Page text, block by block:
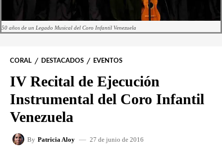
50 años de un Legado Musical del Coro Infantil Venezuela
CORAL DESTACADOS EVENTOS
IV Recital de Ejecución
Instrumental del Coro Infantil
Venezuela
By Patricia Aloy 27 de junio de 2016